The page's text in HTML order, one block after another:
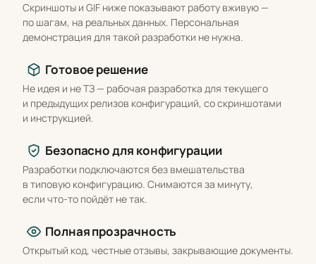
Скриншоты и GIF ниже показывают работу вживую —
по шагам, на реальных данных. Персональная
демонстрация для такой разработки не нужна.
Готовое решение
Не идея и не ТЗ — рабочая разработка для текущего
и предыдущих релизов конфигураций, со скриншотами
и инструкцией.
Безопасно для конфигурации
Разработки подключаются без вмешательства
в типовую конфигурацию. Снимаются за минуту,
если что-то пойдёт не так.
Полная прозрачность
Открытый код, честные отзывы, закрывающие документы.